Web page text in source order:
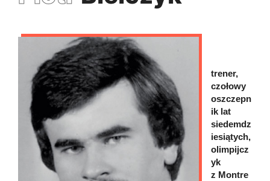
trener,
czołowy
oszczepn
ik lat
siedemdz
iesiątych,
olimpijcz
yk
z Montre